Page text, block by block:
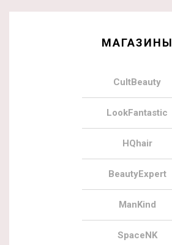
МАГАЗИНЫ
CultBeauty
LookFantastic
HQhair
BeautyExpert
ManKind
SpaceNK